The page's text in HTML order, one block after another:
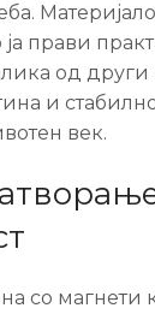
прави
од други
и
век.
со магнети